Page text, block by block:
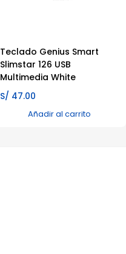
Teclado Genius Smart
Slimstar 126 USB
Multimedia White
S/ 47.00
Añadir al carrito